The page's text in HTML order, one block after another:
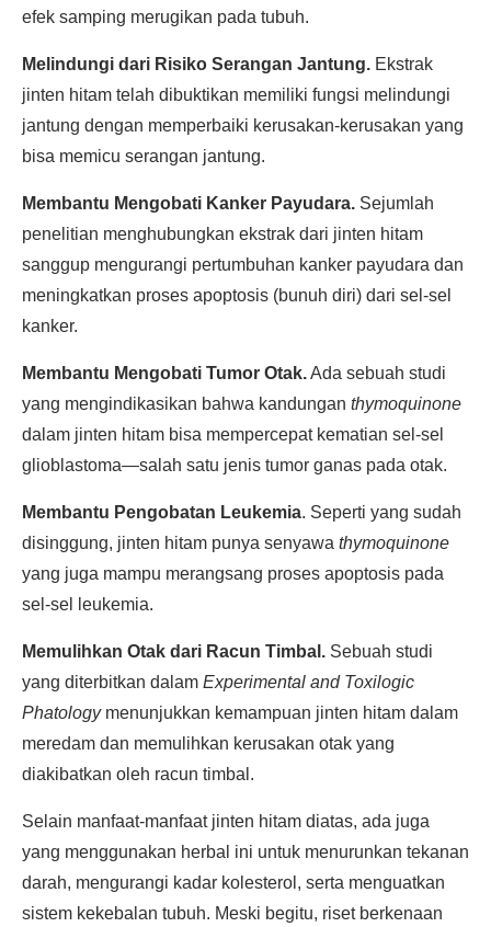
efek samping merugikan pada tubuh.
Melindungi dari Risiko Serangan Jantung. Ekstrak
jinten hitam telah dibuktikan memiliki fungsi melindungi
jantung dengan memperbaiki kerusakan-kerusakan yang
bisa memicu serangan jantung.
Membantu Mengobati Kanker Payudara. Sejumlah
penelitian menghubungkan ekstrak dari jinten hitam
sanggup mengurangi pertumbuhan kanker payudara dan
meningkatkan proses apoptosis (bunuh diri) dari sel-sel
kanker.
Membantu Mengobati Tumor Otak.Ada sebuah studi
yang mengindikasikan bahwa kandungan thymoquinone
dalam jinten hitam bisa mempercepat kematian sel-sel
glioblastoma—salah satu jenis tumor ganas pada otak.
Membantu Pengobatan Leukemia. Seperti yang sudah
disinggung, jinten hitam punya senyawa thymoquinone
yang juga mampu merangsang proses apoptosis pada
sel-sel leukemia.
Memulihkan Otak dari Racun Timbal. Sebuah studi
yang diterbitkan dalam Experimental and Toxilogic
Phatologymenunjukkan kemampuan jinten hitam dalam
meredam dan memulihkan kerusakan otak yang
diakibatkan oleh racun timbal.
Selain manfaat-manfaat jinten hitam diatas, ada juga
yang menggunakan herbal ini untuk menurunkan tekanan
darah, mengurangi kadar kolesterol, serta menguatkan
sistem kekebalan tubuh. Meski begitu, riset berkenaan